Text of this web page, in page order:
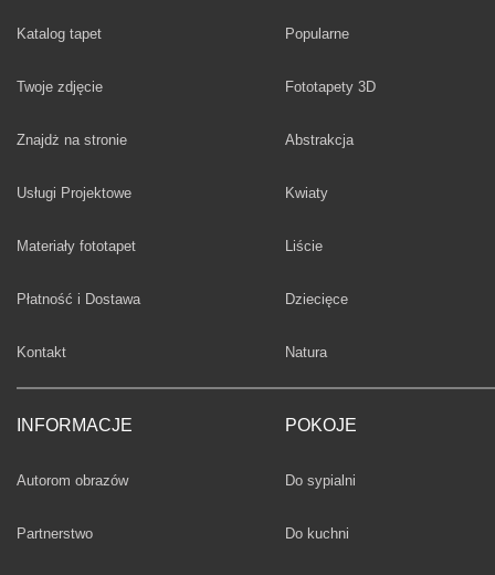
Katalog tapet
Twoje zdjęcie
Znajdż na stronie
Usługi Projektowe
Materiały fototapet
Płatność i Dostawa
Kontakt
INFORMACJE
Autorom obrazów
Partnerstwo
Fototapety
Popularne
Fototapety 3D
Fototapety
Abstrakcja
Fototapety
Kwiaty
Fototapety
Liście
Fototapety
Dziecięce
Fototapety
Natura
POKOJE
Fototapety
Do sypialni
Fototapety
Do kuchni